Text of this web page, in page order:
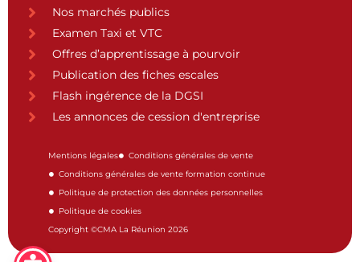
Nos marchés publics
Examen Taxi et VTC
Offres d’apprentissage à pourvoir
Publication des fiches escales
Flash ingérence de la DGSI
Les annonces de cession d'entreprise
Mentions légales
Conditions générales de vente
Conditions générales de vente formation continue
Politique de protection des données personnelles
Politique de cookies
Copyright ©CMA La Réunion 2026